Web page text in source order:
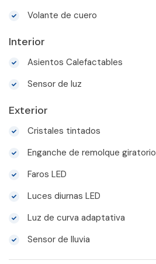
Volante de cuero
Interior
Asientos Calefactables
Sensor de luz
Exterior
Cristales tintados
Enganche de remolque giratorio
Faros LED
Luces diurnas LED
Luz de curva adaptativa
Sensor de lluvia